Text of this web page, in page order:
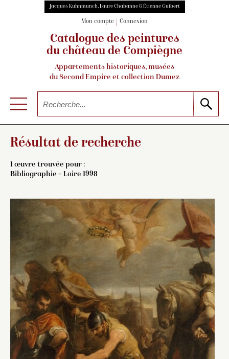
Jacques Kuhnmunch, Laure Chabanne & Étienne Guibert
Mon compte Connexion
Catalogue des peintures
du château de Compiègne
Appartements historiques, musées
du Second Empire et collection Dumez
Résultat de recherche
1 œuvre trouvée pour :
Bibliographie = Loire 1998